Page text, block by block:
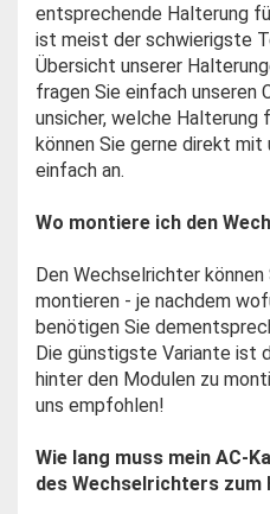
entsprechende Halterung
ist meist der schwierigste
Übersicht unserer
fragen Sie einfach unseren
unsicher, welche Halterung
können Sie gerne direkt
einfach an.
Wo montiere ich den
Den Wechselrichter
montieren - je nachdem
benötigen Sie
Die günstigste Variante ist
hinter den Modulen zu
uns empfohlen!
Wie lang muss mein AC-
des Wechselrichters zum